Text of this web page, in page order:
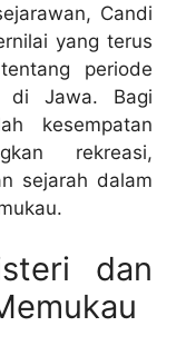
Candi
yang terus
periode
di Jawa. Bagi
kesempatan
rekreasi,
sejarah dalam
dan